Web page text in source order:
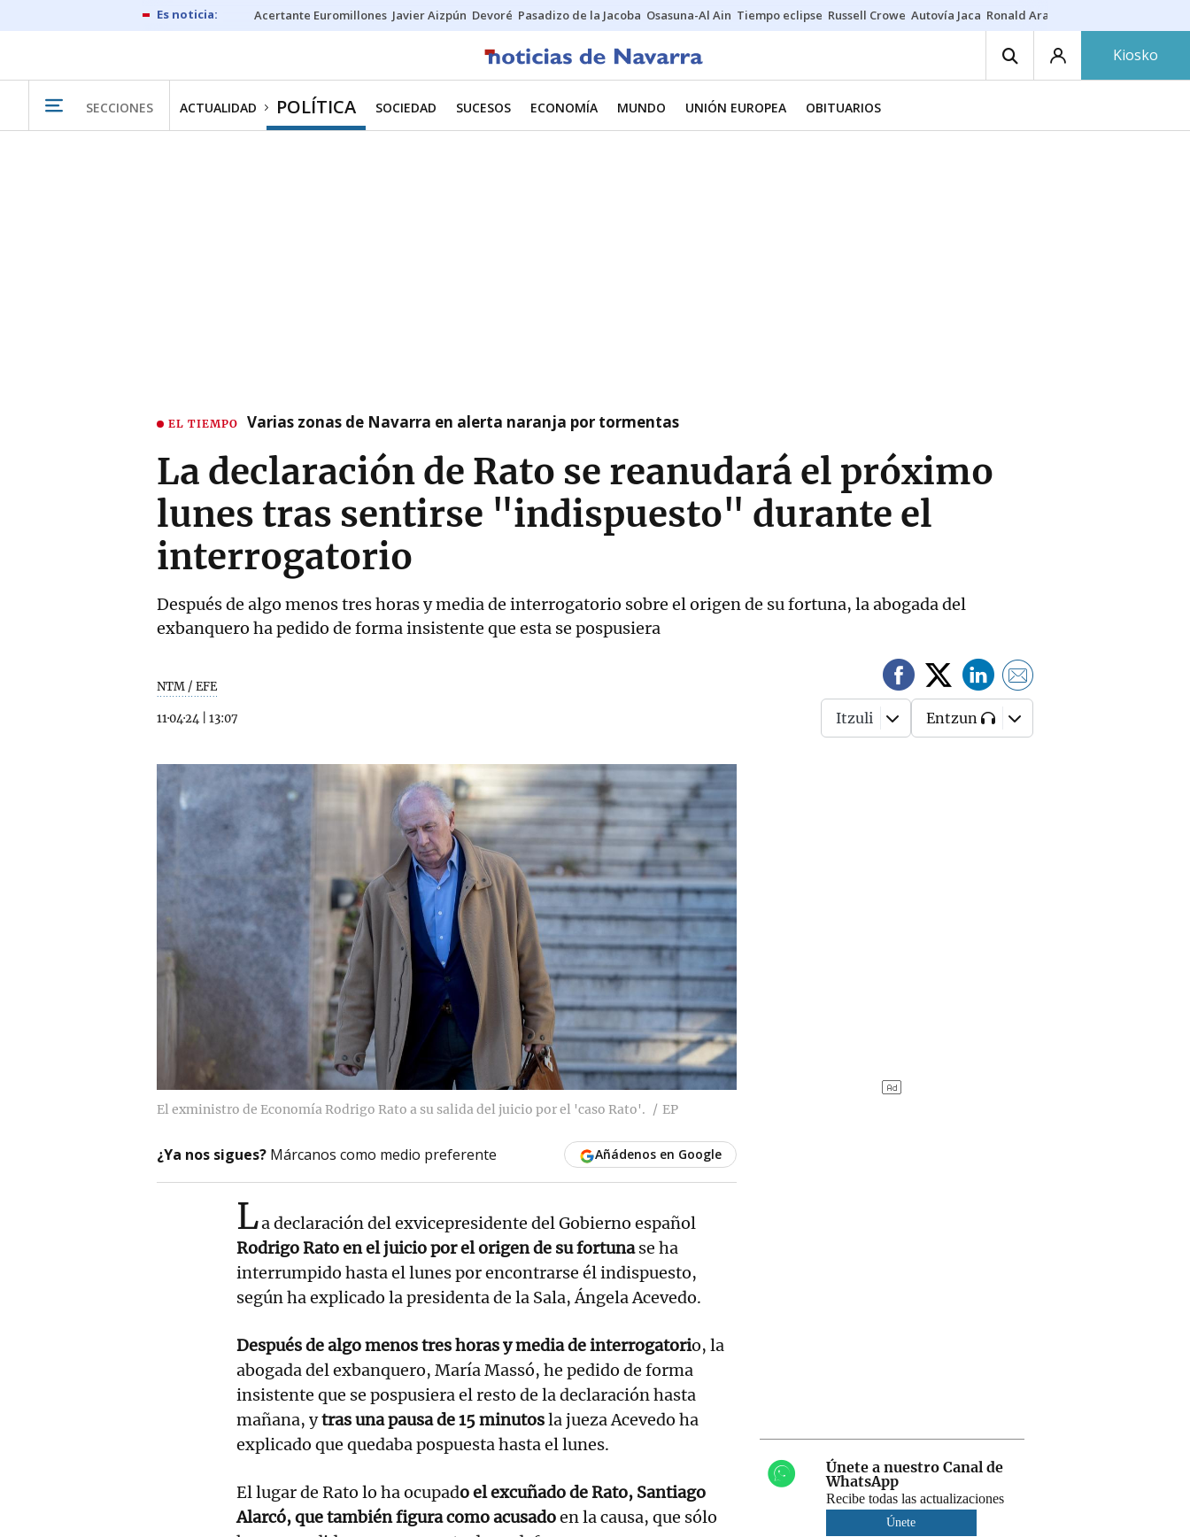
Acertante Euromillones Javier Aizpún Devoré Pasadizo de la Jacoba Osasuna-Al Ain Tiempo eclipse Russell Crowe Autovía Jaca Ronald Araújo
Kiosko
SECCIONES ACTUALIDAD POLÍTICA SOCIEDAD SUCESOS ECONOMÍA MUNDO UNIÓN EUROPEA OBITUARIOS
EL TIEMPO Varias zonas de Navarra en alerta naranja por tormentas
La declaración de Rato se reanudará el próximo
lunes tras sentirse "indispuesto" durante el
interrogatorio
Después de algo menos tres horas y media de interrogatorio sobre el origen de su fortuna, la abogada del
exbanquero ha pedido de forma insistente que esta se pospusiera
NTM / EFE
11·04·24 13:07 Itzuli Entzun
El exministro de Economía Rodrigo Rato a su salida del juicio por el 'caso Rato'. EP
¿Ya nos sigues? Márcanos como medio preferente Añádenos en Google
La declaración del exvicepresidente del Gobierno español
Rodrigo Rato en el juicio por el origen de su fortunase ha
interrumpido hasta el lunes por encontrarse él indispuesto,
según ha explicado la presidenta de la Sala, Ángela Acevedo.
Después de algo menos tres horas y media de interrogatorio, la
abogada del exbanquero, María Massó, he pedido de forma
insistente que se pospusiera el resto de la declaración hasta
mañana, ytras una pausa de 15 minutosla jueza Acevedo ha
explicado que quedaba pospuesta hasta el lunes.
El lugar de Rato lo ha ocupado el excuñado de Rato, Santiago
Alarcó, que también figura como acusadoen la causa, que sólo
Únete a nuestro Canal de
WhatsApp
Recibe todas las actualizaciones
Únete